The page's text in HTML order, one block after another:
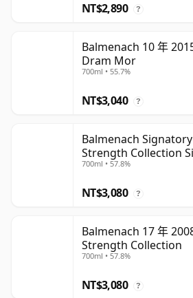
NT$2,890 ?
Balmenach 10 年
Dram Mor
700ml • 55.7%
NT$3,040 ?
Balmenach
Strength Collection
700ml • 57.8%
NT$3,080 ?
Balmenach 17 年
Strength Collection
700ml • 57.8%
NT$3,080 ?